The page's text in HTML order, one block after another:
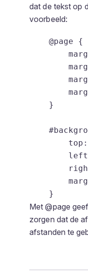
dat de tekst op
voorbeeld:
    @page {
    }
Met @page
zorgen dat de
afstanden te